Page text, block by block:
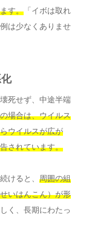
す。 「イボは取れ
は少なくありませ
死せず、中途半端
場合は、ウイルス
ウイルスが広が
されています。
けると、 周囲の組
いはんこん）が形
く、長期にわたっ